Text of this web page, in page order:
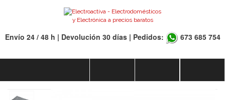
Envío 24 / 48 h | Devolución 30 días | Pedidos: 673 685 754